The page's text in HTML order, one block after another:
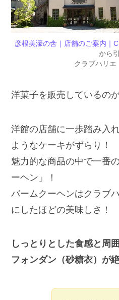
彦根美濠の舎｜店舗のご案内｜
から
クラブハリエ
洋菓子を販売しているの
洋館の店舗に一歩踏み入
ようなケーキがずらり！
魅力的な商品の中で一番
ーヘン」！
バームクーヘンはクラブ
にしたほどの美味しさ！
しっとりとした食感と周
フォンダン（砂糖衣）が